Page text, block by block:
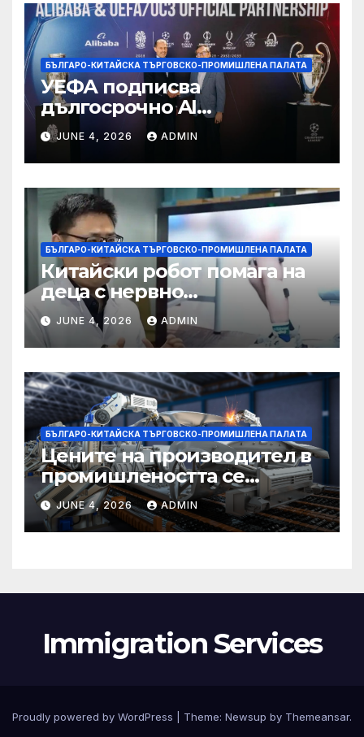
БЪЛГАРО-КИТАЙСКА ТЪРГОВСКО-ПРОМИШЛЕНА ПАЛАТА
УЕФА подписва
дългосрочно AI
партньорство с Alibaba
JUNE 4, 2026 ADMIN
БЪЛГАРО-КИТАЙСКА ТЪРГОВСКО-ПРОМИШЛЕНА ПАЛАТА
Китайски робот помага на
деца с нервно
разстройство да се
изправят за първи път
JUNE 4, 2026 ADMIN
БЪЛГАРО-КИТАЙСКА ТЪРГОВСКО-ПРОМИШЛЕНА ПАЛАТА
Цените на производител в
промишлеността се
понижават с 0,7% в
еврозоната и с 0,5% в ЕС
JUNE 4, 2026 ADMIN
Immigration Services
Proudly powered by WordPress Theme: Newsup by Themeansar.